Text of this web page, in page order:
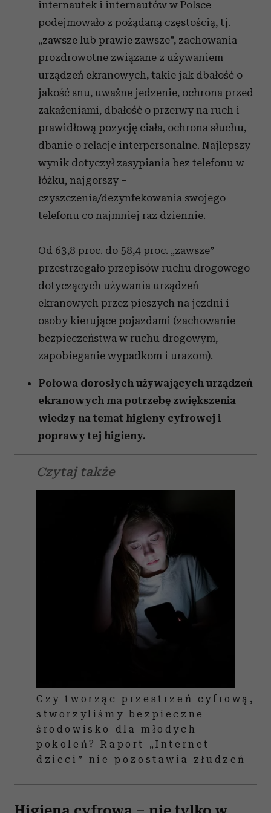
otrzymanymi od Ciebie lub uzyskanymi podczas
korzystania z ich usług.
internautek i internautów w Polsce
podejmowało z pożądaną częstością, tj.
„zawsze lub prawie zawsze”, zachowania
prozdrowotne związane z używaniem
urządzeń ekranowych, takie jak dbałość o
jakość snu, uważne jedzenie, ochrona przed
zakażeniami, dbałość o przerwy na ruch i
prawidłową pozycję ciała, ochrona słuchu,
dbanie o relacje interpersonalne. Najlepszy
wynik dotyczył zasypiania bez telefonu w
łóżku, najgorszy –
czyszczenia/dezynfekowania swojego
telefonu co najmniej raz dziennie.
Od 63,8 proc. do 58,4 proc. „zawsze”
przestrzegało przepisów ruchu drogowego
dotyczących używania urządzeń
ekranowych przez pieszych na jezdni i
osoby kierujące pojazdami (zachowanie
bezpieczeństwa w ruchu drogowym,
zapobieganie wypadkom i urazom).
Połowa dorosłych używających urządzeń
ekranowych ma potrzebę zwiększenia
wiedzy na temat higieny cyfrowej i
poprawy tej higieny.
Czytaj także
Czy tworząc przestrzeń cyfrową,
stworzyliśmy bezpieczne
środowisko dla młodych
pokoleń? Raport „Internet
dzieci” nie pozostawia złudzeń